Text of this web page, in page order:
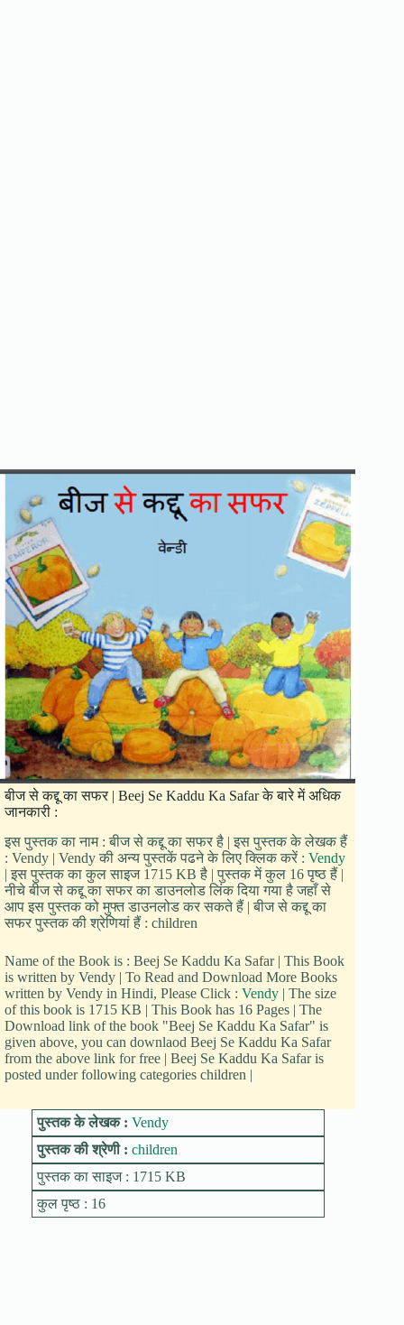
बीज से कद्दू का सफर | Beej Se Kaddu Ka Safar के बारे में अधिक
जानकारी :
इस पुस्तक का नाम : बीज से कद्दू का सफर है | इस पुस्तक के लेखक हैं
: Vendy | Vendy की अन्य पुस्तकें पढने के लिए क्लिक करें : Vendy
| इस पुस्तक का कुल साइज 1715 KB है | पुस्तक में कुल 16 पृष्ठ हैं |
नीचे बीज से कद्दू का सफर का डाउनलोड लिंक दिया गया है जहाँ से
आप इस पुस्तक को मुफ्त डाउनलोड कर सकते हैं | बीज से कद्दू का
सफर पुस्तक की श्रेणियां हैं : children
Name of the Book is : Beej Se Kaddu Ka Safar | This Book
is written by Vendy | To Read and Download More Books
written by Vendy in Hindi, Please Click : Vendy | The size
of this book is 1715 KB | This Book has 16 Pages | The
Download link of the book "Beej Se Kaddu Ka Safar" is
given above, you can downlaod Beej Se Kaddu Ka Safar
from the above link for free | Beej Se Kaddu Ka Safar is
posted under following categories children |
पुस्तक के लेखक : Vendy
पुस्तक की श्रेणी : children
पुस्तक का साइज : 1715 KB
कुल पृष्ठ : 16